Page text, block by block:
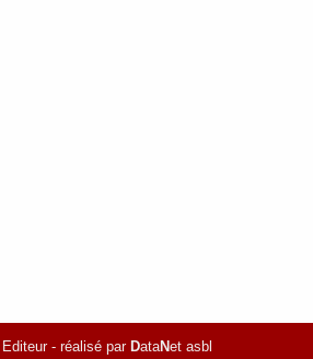
- réalisé par DataNet asbl